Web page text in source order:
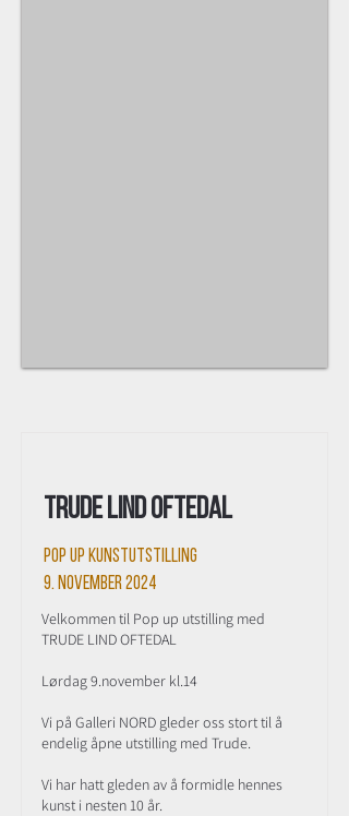
Trude Lind Oftedal
Pop Up kunstutstilling
9. november 2024
Velkommen til Pop up utstilling med
TRUDE LIND OFTEDAL
Lørdag 9.november kl.14
Vi på Galleri NORD gleder oss stort til å
endelig åpne utstilling med Trude.
Vi har hatt gleden av å formidle hennes
kunst i nesten 10 år.